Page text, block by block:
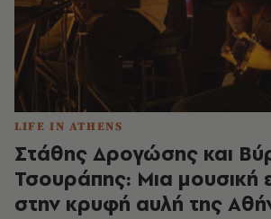
LIFE IN ATHENS
Στάθης Δρογώσης και
Τσουράπης: Μια μουσική
στην κρυφή αυλή της